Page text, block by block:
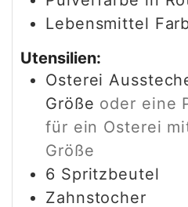
Lebensmittel
Utensilien:
Osterei
Größe oder eine
für ein Osterei
Größe
6 Spritzbeutel
Zahnstocher